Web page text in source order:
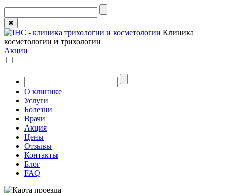
✖
Клиника
косметологии и трихологии
Акции
О клинике
Услуги
Болезни
Врачи
Акция
Цены
Отзывы
Контакты
Блог
FAQ